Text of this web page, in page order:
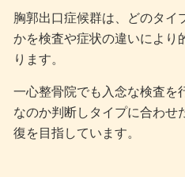
胸郭出口症候群は、どのタイ
かを検査や症状の違いにより
ります。
一心整骨院でも入念な検査を
なのか判断しタイプに合わせ
復を目指しています。